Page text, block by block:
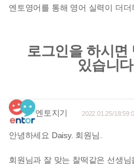
엔토영어를 통해 영어 실력이 더